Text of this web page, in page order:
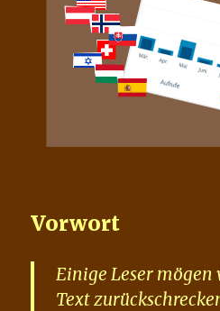
Vorwort
Einige Leser mögen
Text